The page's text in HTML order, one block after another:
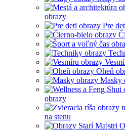
obrazy
Pre
Oheň
Masky
obrazy
na stenu